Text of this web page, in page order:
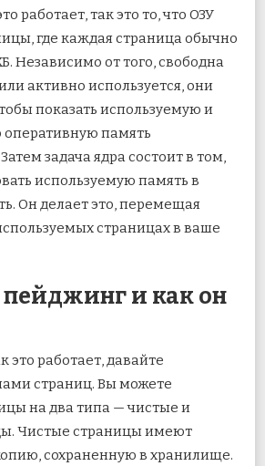
работает, так это то, что ОЗУ
где каждая страница обычно
Независимо от того, свободна
активно используется, они
показать используемую и
память
задача ядра состоит в том,
используемую память в
Он делает это, перемещая
страницах в ваше
пейджинг и как он
это работает, давайте
страниц. Вы можете
на два типа — чистые и
Чистые страницы имеют
сохраненную в хранилище.